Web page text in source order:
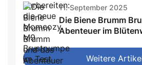
11. September 2025
Die Biene Brumm
Abenteuer im
Weitere